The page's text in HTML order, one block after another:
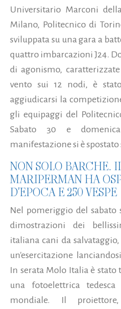
Universitario Marconi
Milano, Politecnico di
sviluppata su una gara a
quattro imbarcazioni J24.
di agonismo,
vento sui 12 nodi, è
aggiudicarsi la
gli equipaggi del
Sabato 30 e
manifestazione si è
NON SOLO BARCHE.
MARIPERMAN HA
D'EPOCA E 250 VESPE
Nel pomeriggio del sabato
dimostrazioni dei
italiana cani da
un'esercitazione
In serata Molo Italia è stato
una fotoelettrica
mondiale. Il